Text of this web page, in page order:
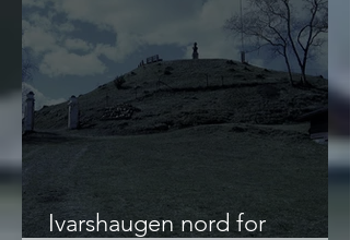
Ivarshaugen nord for